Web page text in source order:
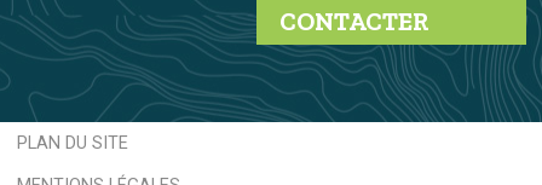
CONTACTER
PLAN DU SITE